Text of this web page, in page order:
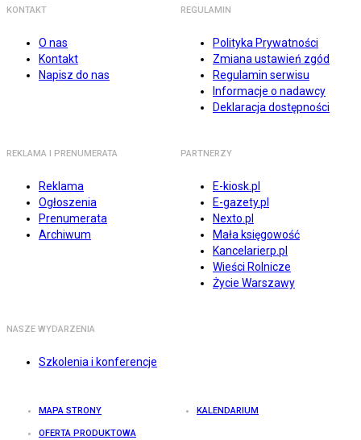
KONTAKT
O nas
Kontakt
Napisz do nas
REGULAMIN
Polityka Prywatności
Zmiana ustawień zgód
Regulamin serwisu
Informacje o nadawcy
Deklaracja dostępności
REKLAMA I PRENUMERATA
Reklama
Ogłoszenia
Prenumerata
Archiwum
PARTNERZY
E-kiosk.pl
E-gazety.pl
Nexto.pl
Mała księgowość
Kancelarierp.pl
Wieści Rolnicze
Życie Warszawy
NASZE WYDARZENIA
Szkolenia i konferencje
MAPA STRONY KALENDARIUM
OFERTA PRODUKTOWA